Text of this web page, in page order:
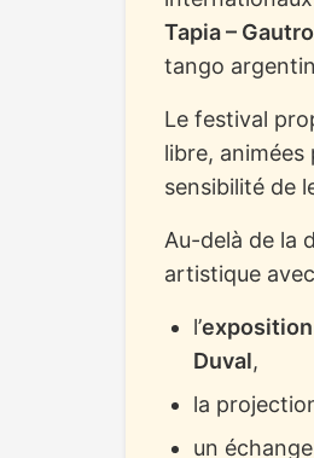
Tapia –
tango
Le festival
libre, animées
sensibilité de
Au-delà de la
artistique
l’exposition
Duval,
la
un